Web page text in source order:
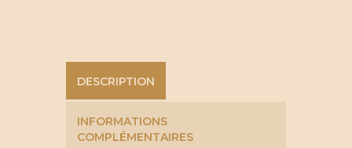
DESCRIPTION
INFORMATIONS
COMPLÉMENTAIRES